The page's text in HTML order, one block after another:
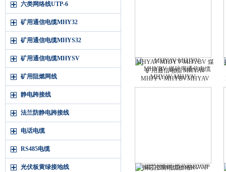
六类网络线UTP-6
矿用通信电缆MHY32
矿用通信电缆MHYS32
矿用通信电缆MHYSV
矿用阻燃网线
静电跨接线
法兰防静电跨接线
电话电缆
RS485电缆
光伏板黄绿接地线
MHYAV MHJYV MHYBV 煤
矿用通信电缆 MHYAV
MHJYV MHYBVMHYAV
MHJYV MHYBV 煤矿用通信
铜芯控制电缆价格KVVP